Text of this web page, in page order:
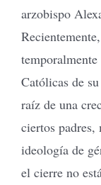
arzobispo
Católicas de
raíz de una
ciertos padres,
ideología de
el cierre no